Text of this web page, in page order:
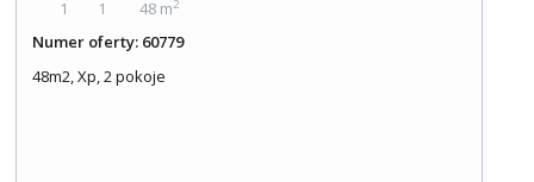
1 1 48 m2
Numer oferty: 60779
48m2, Xp, 2 pokoje